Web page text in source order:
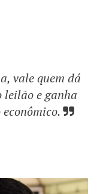
vale quem dá
leilão e ganha